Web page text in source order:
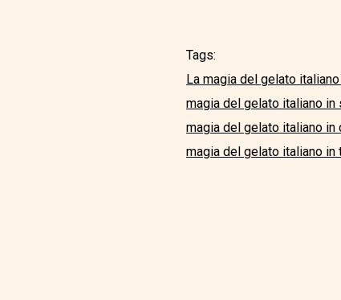
Tags:
La magia del gelato
magia del gelato italiano in
magia del gelato italiano in
magia del gelato italiano in